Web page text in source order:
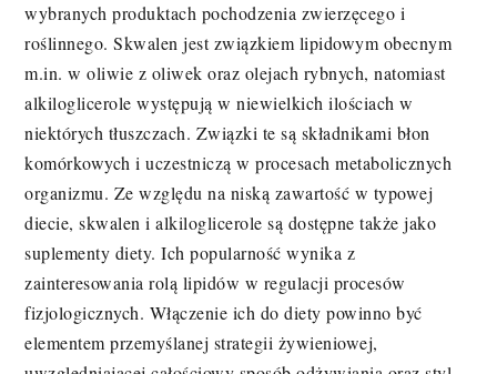
wybranych produktach pochodzenia zwierzęcego i
roślinnego. Skwalen jest związkiem lipidowym obecnym
m.in. w oliwie z oliwek oraz olejach rybnych, natomiast
alkiloglicerole występują w niewielkich ilościach w
niektórych tłuszczach. Związki te są składnikami błon
komórkowych i uczestniczą w procesach metabolicznych
organizmu. Ze względu na niską zawartość w typowej
diecie, skwalen i alkiloglicerole są dostępne także jako
suplementy diety. Ich popularność wynika z
zainteresowania rolą lipidów w regulacji procesów
fizjologicznych. Włączenie ich do diety powinno być
elementem przemyślanej strategii żywieniowej,